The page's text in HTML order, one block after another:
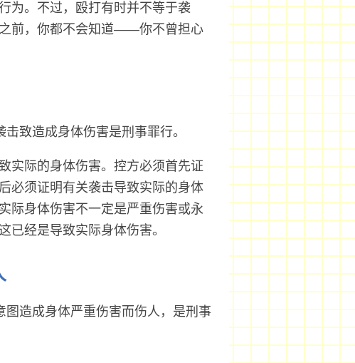
为。不过，殴打有时并不等于袭
前，你都不会知道——你不曾担心
致造成身体伤害是刑事罪行。
实际的身体伤害。控方必须首先证
必须证明有关袭击导致实际的身体
际身体伤害不一定是严重伤害或永
已经是导致实际身体伤害。
图造成身体严重伤害而伤人，是刑事